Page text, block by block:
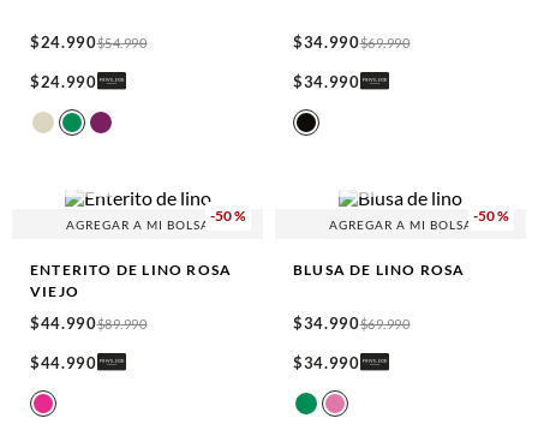
$24.990$54.990
$24.990
$34.990$69.990
$34.990
-50 %
AGREGAR A MI BOLSA
ENTERITO DE LINO ROSA
VIEJO
$44.990$89.990
$44.990
-50 %
AGREGAR A MI BOLSA
BLUSA DE LINO ROSA
$34.990$69.990
$34.990